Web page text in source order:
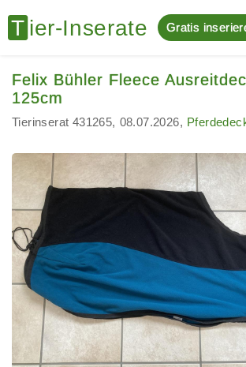
Gratis
Felix Bühler Fleece
125cm
Tierinserat 431265 08.07.2026